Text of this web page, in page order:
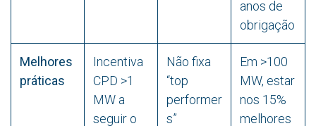
anos de
obrigação
Melhores
práticas
Incentiva
CPD >1
MW a
seguir o
Não fixa
“top
performer
s”
Em >100
MW, estar
nos 15%
melhores